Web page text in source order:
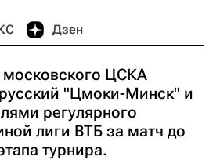
Дзен
московского ЦСКА
"Цмоки-Минск" и
регулярного
лиги ВТБ за матч до
турнира.